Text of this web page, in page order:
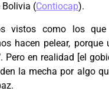
Bolivia (Contiocap).
vistos como los
hacen pelear, porque
Pero en realidad [el
la mecha por algo